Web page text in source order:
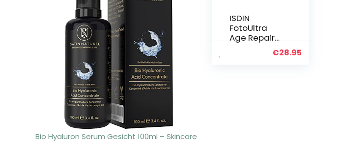
Bio Hyaluron Serum Gesicht 100ml – Skincare
ISDIN
FotoUltra
Age Repair
€28.95